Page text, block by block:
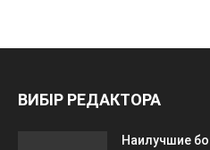
ВИБІР РЕДАКТОРА
Наилучшие